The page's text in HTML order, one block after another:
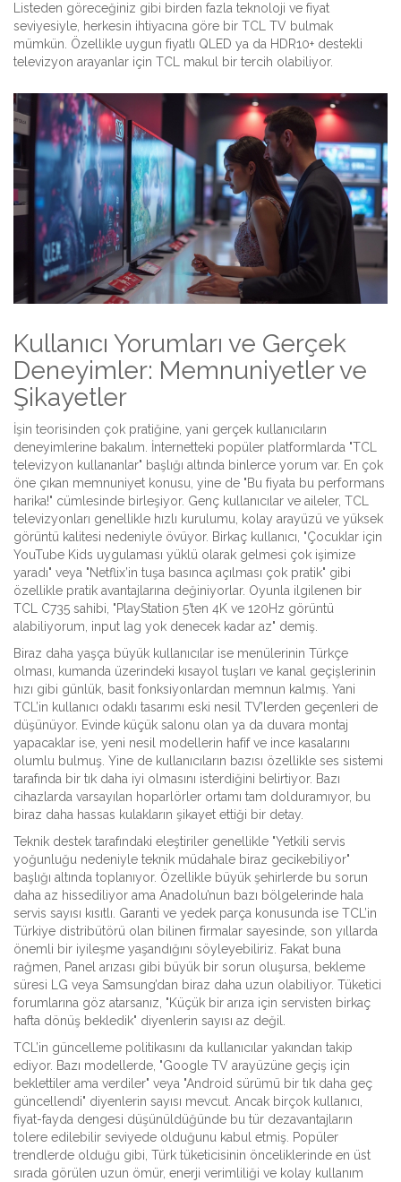
Listeden göreceğiniz gibi birden fazla teknoloji ve fiyat
seviyesiyle, herkesin ihtiyacına göre bir TCL TV bulmak
mümkün. Özellikle uygun fiyatlı QLED ya da HDR10+ destekli
televizyon arayanlar için TCL makul bir tercih olabiliyor.
Kullanıcı Yorumları ve Gerçek
Deneyimler: Memnuniyetler ve
Şikayetler
İşin teorisinden çok pratiğine, yani gerçek kullanıcıların
deneyimlerine bakalım. İnternetteki popüler platformlarda "TCL
televizyon kullananlar" başlığı altında binlerce yorum var. En çok
öne çıkan memnuniyet konusu, yine de "Bu fiyata bu performans
harika!" cümlesinde birleşiyor. Genç kullanıcılar ve aileler, TCL
televizyonları genellikle hızlı kurulumu, kolay arayüzü ve yüksek
görüntü kalitesi nedeniyle övüyor. Birkaç kullanıcı, "Çocuklar için
YouTube Kids uygulaması yüklü olarak gelmesi çok işimize
yaradı" veya "Netflix’in tuşa basınca açılması çok pratik" gibi
özellikle pratik avantajlarına değiniyorlar. Oyunla ilgilenen bir
TCL C735 sahibi, "PlayStation 5’ten 4K ve 120Hz görüntü
alabiliyorum, input lag yok denecek kadar az" demiş.
Biraz daha yaşça büyük kullanıcılar ise menülerinin Türkçe
olması, kumanda üzerindeki kısayol tuşları ve kanal geçişlerinin
hızı gibi günlük, basit fonksiyonlardan memnun kalmış. Yani
TCL’in kullanıcı odaklı tasarımı eski nesil TV’lerden geçenleri de
düşünüyor. Evinde küçük salonu olan ya da duvara montaj
yapacaklar ise, yeni nesil modellerin hafif ve ince kasalarını
olumlu bulmuş. Yine de kullanıcıların bazısı özellikle ses sistemi
tarafında bir tık daha iyi olmasını isterdiğini belirtiyor. Bazı
cihazlarda varsayılan hoparlörler ortamı tam dolduramıyor, bu
biraz daha hassas kulakların şikayet ettiği bir detay.
Teknik destek tarafındaki eleştiriler genellikle "Yetkili servis
yoğunluğu nedeniyle teknik müdahale biraz gecikebiliyor"
başlığı altında toplanıyor. Özellikle büyük şehirlerde bu sorun
daha az hissediliyor ama Anadolu’nun bazı bölgelerinde hala
servis sayısı kısıtlı. Garanti ve yedek parça konusunda ise TCL’in
Türkiye distribütörü olan bilinen firmalar sayesinde, son yıllarda
önemli bir iyileşme yaşandığını söyleyebiliriz. Fakat buna
rağmen, Panel arızası gibi büyük bir sorun oluşursa, bekleme
süresi LG veya Samsung’dan biraz daha uzun olabiliyor. Tüketici
forumlarına göz atarsanız, "Küçük bir arıza için servisten birkaç
hafta dönüş bekledik" diyenlerin sayısı az değil.
TCL’in güncelleme politikasını da kullanıcılar yakından takip
ediyor. Bazı modellerde, "Google TV arayüzüne geçiş için
beklettiler ama verdiler" veya "Android sürümü bir tık daha geç
güncellendi" diyenlerin sayısı mevcut. Ancak birçok kullanıcı,
fiyat-fayda dengesi düşünüldüğünde bu tür dezavantajların
tolere edilebilir seviyede olduğunu kabul etmiş. Popüler
trendlerde olduğu gibi, Türk tüketicisinin önceliklerinde en üst
sırada görülen uzun ömür, enerji verimliliği ve kolay kullanım